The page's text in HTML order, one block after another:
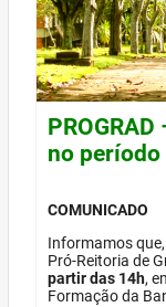
no
COMUNICADO
Informamos
Pró-Reitoria de
partir das 14h,
Formação da